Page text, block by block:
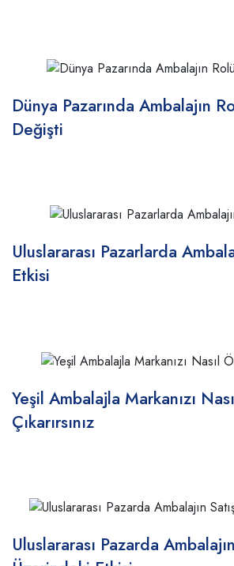
Dünya Pazarında Ambalajın
Değişti
Uluslararası Pazarlarda
Etkisi
Yeşil Ambalajla Markanızı
Çıkarırsınız
Uluslararası Pazarda